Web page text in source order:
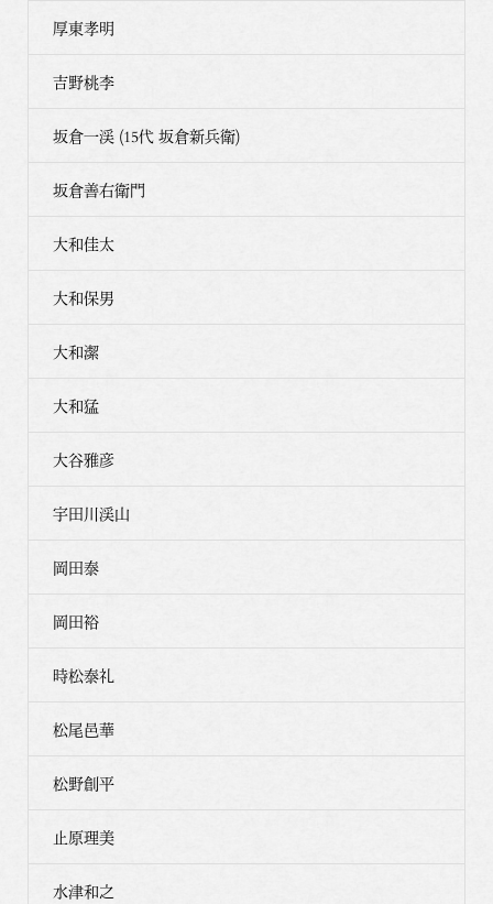
厚東孝明
吉野桃李
坂倉一渓 (15代 坂倉新兵衛)
坂倉善右衛門
大和佳太
大和保男
大和潔
大和猛
大谷雅彦
宇田川渓山
岡田泰
岡田裕
時松泰礼
松尾邑華
松野創平
止原理美
水津和之